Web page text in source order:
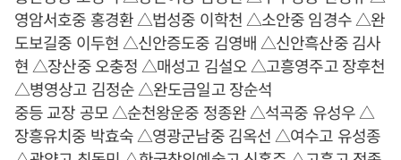
영암서호중 홍경환 △법성중 이학천 △소안중 임경수 △완
도보길중 이두현 △신안증도중 김영배 △신안흑산중 김사
현 △장산중 오충정 △매성고 김설오 △고흥영주고 장후천
△병영상고 김정순 △완도금일고 장순석
중등 교장 공모 △순천왕운중 정종완 △석곡중 유성우 △
장흥유치중 박효숙 △영광군남중 김옥선 △여수고 유성종